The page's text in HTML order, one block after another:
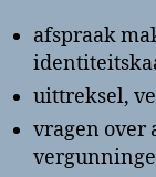
afspraak
uittreksel,
vragen over